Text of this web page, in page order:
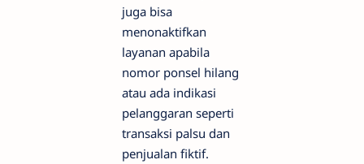
juga bisa
menonaktifkan
layanan apabila
nomor ponsel hilang
atau ada indikasi
pelanggaran seperti
transaksi palsu dan
penjualan fiktif.